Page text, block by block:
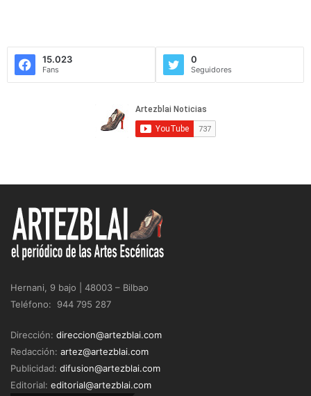
15.023
Fans
0
Seguidores
Hernani, 9 bajo | 48003 – Bilbao
Teléfono: 944 795 287
Dirección: direccion@artezblai.com
Redacción: artez@artezblai.com
Publicidad: difusion@artezblai.com
Editorial: editorial@artezblai.com